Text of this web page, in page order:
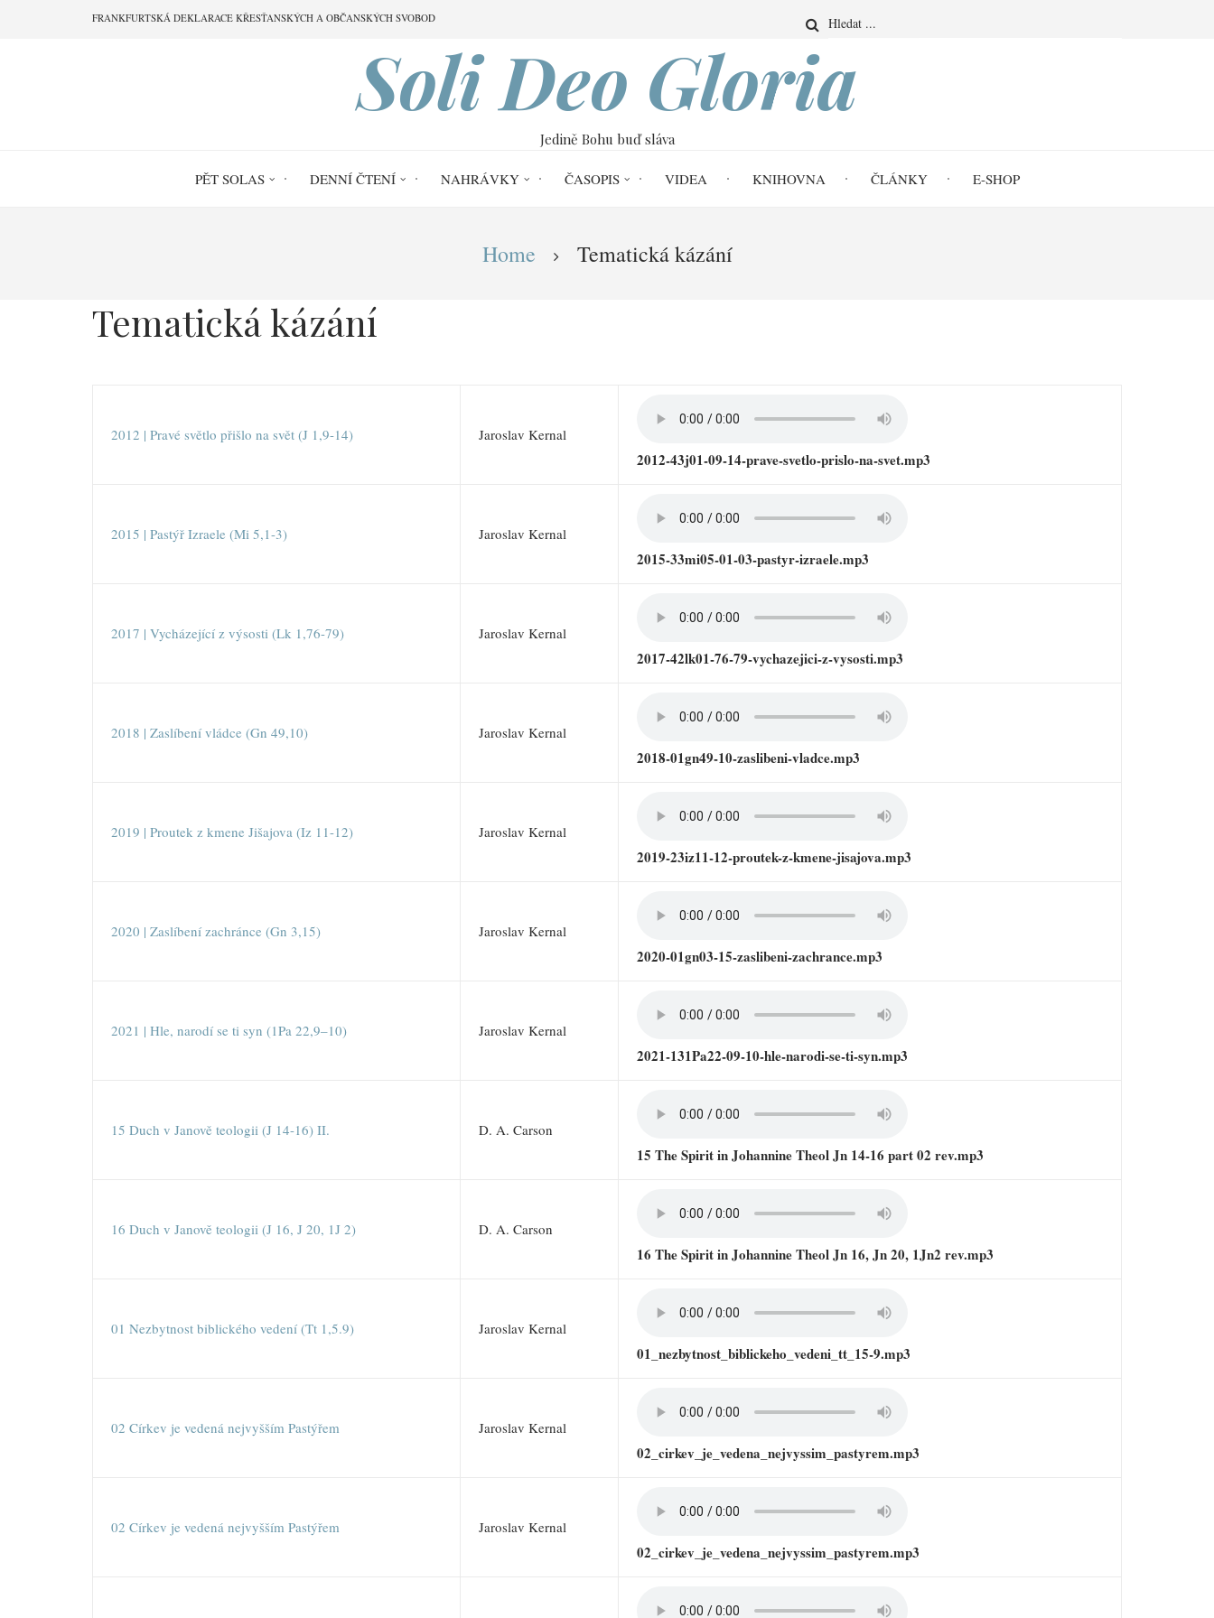
FRANKFURTSKÁ DEKLARACE KŘESŤANSKÝCH A OBČANSKÝCH SVOBOD Search
Soli Deo Gloria
Jedině Bohu buď sláva
PĚT SOLAS DENNÍ ČTENÍ NAHRÁVKY ČASOPIS VIDEA KNIHOVNA ČLÁNKY E-SHOP
Home Tematická kázání
Tematická kázání
2012 | Pravé světlo přišlo na svět (J 1,9-14) Jaroslav Kernal
2012-43j01-09-14-prave-svetlo-prislo-na-svet.mp3
2015 | Pastýř Izraele (Mi 5,1-3) Jaroslav Kernal
2015-33mi05-01-03-pastyr-izraele.mp3
2017 | Vycházející z výsosti (Lk 1,76-79) Jaroslav Kernal
2017-42lk01-76-79-vychazejici-z-vysosti.mp3
2018 | Zaslíbení vládce (Gn 49,10) Jaroslav Kernal
2018-01gn49-10-zaslibeni-vladce.mp3
2019 | Proutek z kmene Jišajova (Iz 11-12) Jaroslav Kernal
2019-23iz11-12-proutek-z-kmene-jisajova.mp3
2020 | Zaslíbení zachránce (Gn 3,15) Jaroslav Kernal
2020-01gn03-15-zaslibeni-zachrance.mp3
2021 | Hle, narodí se ti syn (1Pa 22,9–10) Jaroslav Kernal
2021-131Pa22-09-10-hle-narodi-se-ti-syn.mp3
15 Duch v Janově teologii (J 14-16) II. D. A. Carson
15 The Spirit in Johannine Theol Jn 14-16 part 02 rev.mp3
16 Duch v Janově teologii (J 16, J 20, 1J 2) D. A. Carson
16 The Spirit in Johannine Theol Jn 16, Jn 20, 1Jn2 rev.mp3
01 Nezbytnost biblického vedení (Tt 1,5.9) Jaroslav Kernal
01_nezbytnost_biblickeho_vedeni_tt_15-9.mp3
02 Církev je vedená nejvyšším Pastýřem Jaroslav Kernal
02_cirkev_je_vedena_nejvyssim_pastyrem.mp3
02 Církev je vedená nejvyšším Pastýřem Jaroslav Kernal
02_cirkev_je_vedena_nejvyssim_pastyrem.mp3